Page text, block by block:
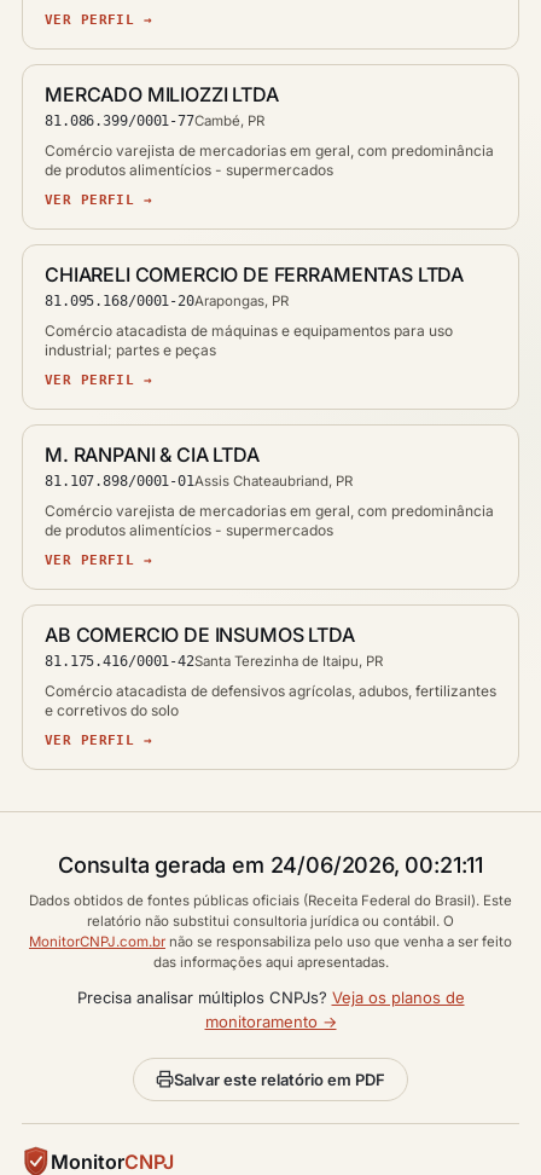
VER PERFIL →
MERCADO MILIOZZI LTDA
81.086.399/0001-77Cambé, PR
Comércio varejista de mercadorias em geral, com predominância
de produtos alimentícios - supermercados
VER PERFIL →
CHIARELI COMERCIO DE FERRAMENTAS LTDA
81.095.168/0001-20Arapongas, PR
Comércio atacadista de máquinas e equipamentos para uso
industrial; partes e peças
VER PERFIL →
M. RANPANI & CIA LTDA
81.107.898/0001-01Assis Chateaubriand, PR
Comércio varejista de mercadorias em geral, com predominância
de produtos alimentícios - supermercados
VER PERFIL →
AB COMERCIO DE INSUMOS LTDA
81.175.416/0001-42Santa Terezinha de Itaipu, PR
Comércio atacadista de defensivos agrícolas, adubos, fertilizantes
e corretivos do solo
VER PERFIL →
Consulta gerada em 24/06/2026, 00:21:11
Dados obtidos de fontes públicas oficiais (Receita Federal do Brasil). Este
relatório não substitui consultoria jurídica ou contábil. O
MonitorCNPJ.com.br não se responsabiliza pelo uso que venha a ser feito
das informações aqui apresentadas.
Precisa analisar múltiplos CNPJs? Veja os planos de
monitoramento →
Salvar este relatório em PDF
MonitorCNPJ